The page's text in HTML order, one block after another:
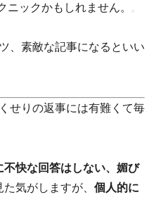
ニックかもしれません。
、素敵な記事になるといい
せりの返事には有難くて毎
不快な回答はしない、媚び
気がしますが、 個人的に